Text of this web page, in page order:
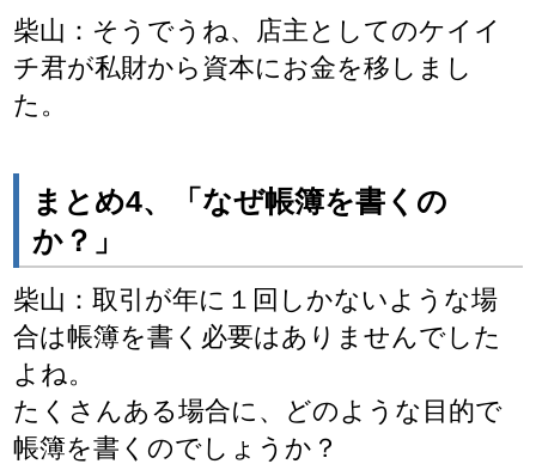
柴山：そうでうね、店主としてのケイイ
チ君が私財から資本にお金を移しまし
た。
まとめ4、「なぜ帳簿を書くの
か？」
柴山：取引が年に１回しかないような場
合は帳簿を書く必要はありませんでした
よね。
たくさんある場合に、どのような目的で
帳簿を書くのでしょうか？